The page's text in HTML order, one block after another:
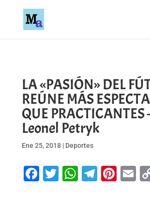
LA «PASIÓN» DEL
REÚNE MÁS
QUE PRACTICANTES
Leonel Petryk
Ene 25, 2018| Deportes
Facebook
Twitter
WhatsApp